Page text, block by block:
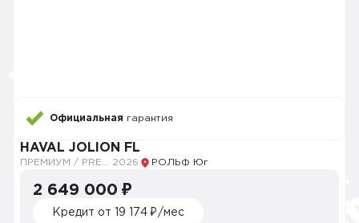
Официальная гарантия
HAVAL JOLION FL
2026 РОЛЬФ Юг
2 649 000 ₽
Кредит от 19 174 ₽/мес